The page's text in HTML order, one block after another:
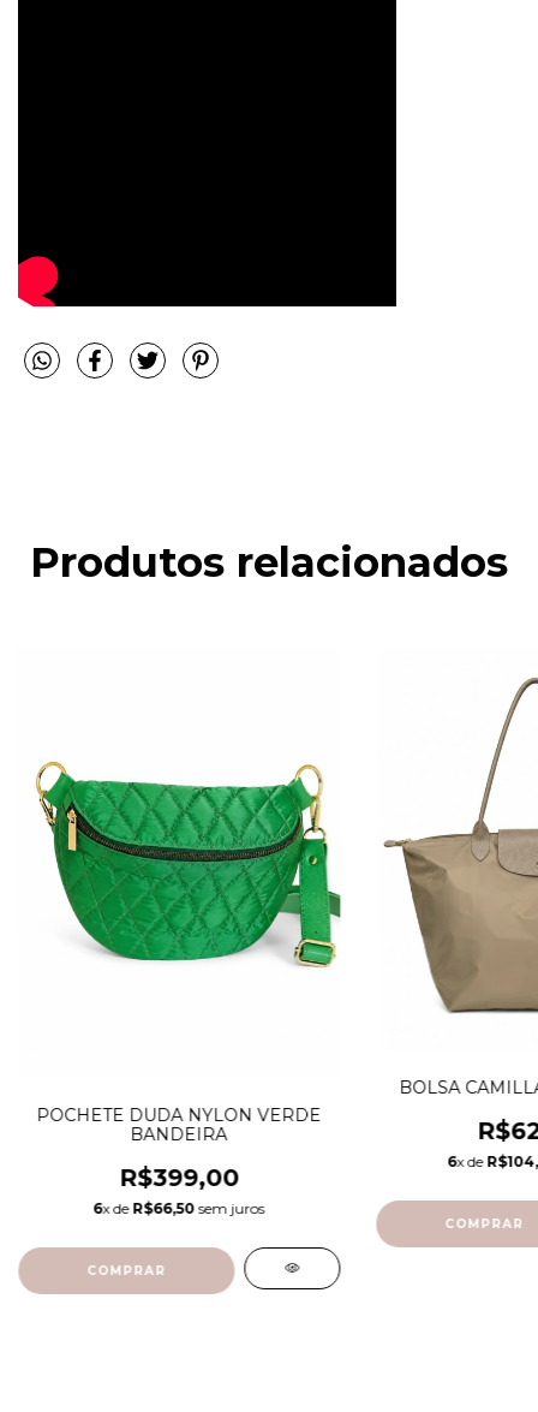
Produtos relacionados
POCHETE DUDA NYLON VERDE
BANDEIRA
R$399,00
6x de R$66,50 sem juros
BOLSA
6x de